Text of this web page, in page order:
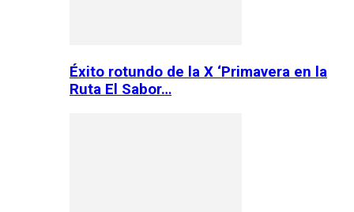
Éxito rotundo de la X ‘Primavera en la
Ruta El Sabor…